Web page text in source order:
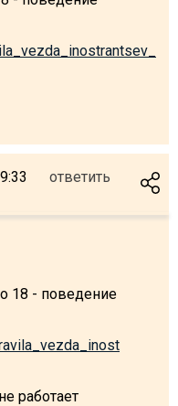
ответить
18 - поведение
работает